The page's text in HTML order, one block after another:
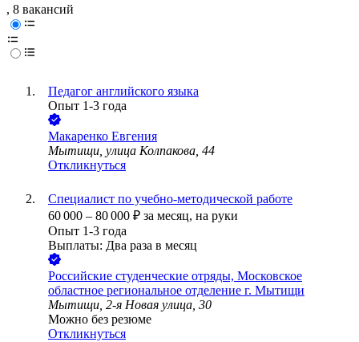
, 8 вакансий
Педагог английского языка
Опыт 1-3 года
Макаренко Евгения
Мытищи, улица Колпакова, 44
Откликнуться
Специалист по учебно-методической работе
60 000 – 80 000 ₽ за месяц, на руки
Опыт 1-3 года
Выплаты: Два раза в месяц
Российские студенческие отряды, Московское
областное региональное отделение г. Мытищи
Мытищи, 2-я Новая улица, 30
Можно без резюме
Откликнуться